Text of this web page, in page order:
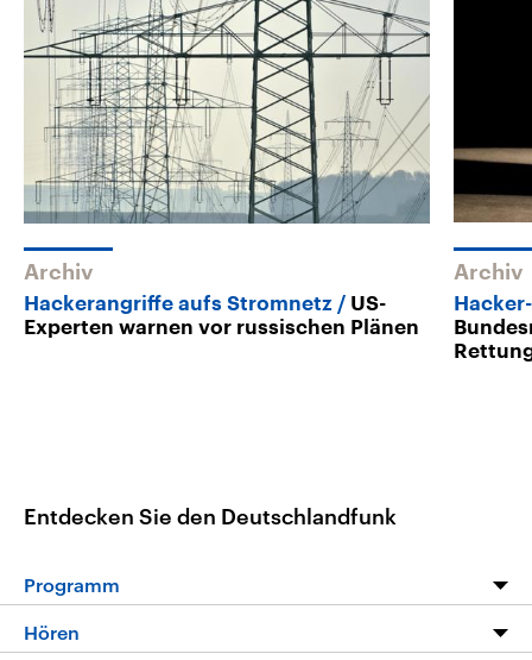
Archiv
Hackerangriffe aufs Stromnetz
US-
Experten warnen vor russischen Plänen
Archiv
Entdecken Sie den Deutschlandfunk
Programm
Programm
Hören